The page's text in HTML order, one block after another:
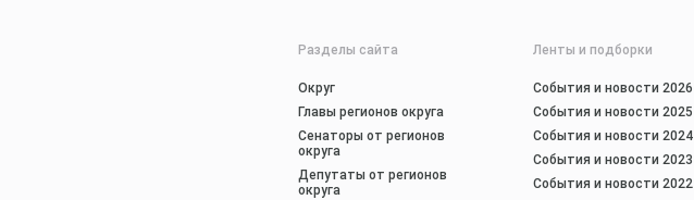
Разделы сайта
Округ
Главы регионов округа
Сенаторы от регионов
округа
Депутаты от регионов
округа
Ленты и подборки
События и новости 2026
События и новости 2025
События и новости 2024
События и новости 2023
События и новости 2022